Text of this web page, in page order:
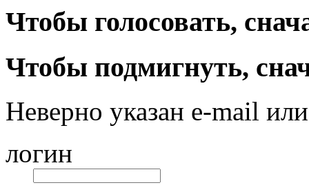
Чтобы голосовать,
Чтобы подмигнуть,
Неверно указан e-mail
логин